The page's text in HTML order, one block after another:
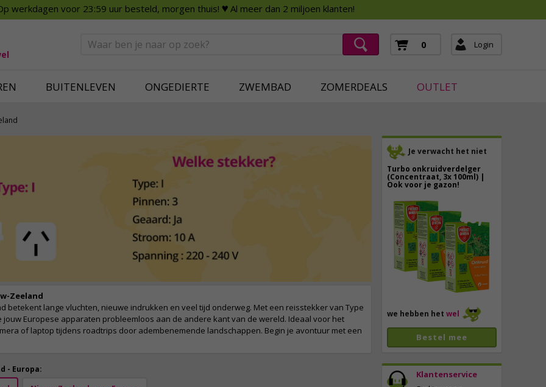
werkdagen voor 23:59 uur besteld, morgen thuis! ♥ Al meer dan 2 miljoen klanten!
0 Login
BUITENLEVEN ONGEDIERTE ZWEMBAD ZOMERDEALS OUTLET
Smart Home
Deurbellen
Slimme beveiliging
Je verwacht het niet
Turbo onkruidverdelger
(Concentraat, 3x 100ml) |
Ook voor je gazon!
40,
we hebben het wel
Bestel mee
Klantenservice
Zeeland
betekent lange vluchten, nieuwe indrukken en veel tijd onderweg. Met een reisstekker van Type
jouw Europese apparaten probleemloos aan de andere kant van de wereld. Ideaal voor het
of laptop tijdens roadtrips door adembenemende landschappen. Begin je avontuur met een
- Europa: